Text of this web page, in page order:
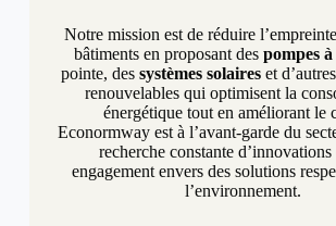
Notre mission est de réduire
bâtiments en proposant des pompes
pointe, des systèmes solaireset
renouvelables qui optimisent la
énergétique tout en améliorant le
Econormway est à l’avant-garde du
recherche constante d’innovations
engagement envers des solutions
l’environnement.